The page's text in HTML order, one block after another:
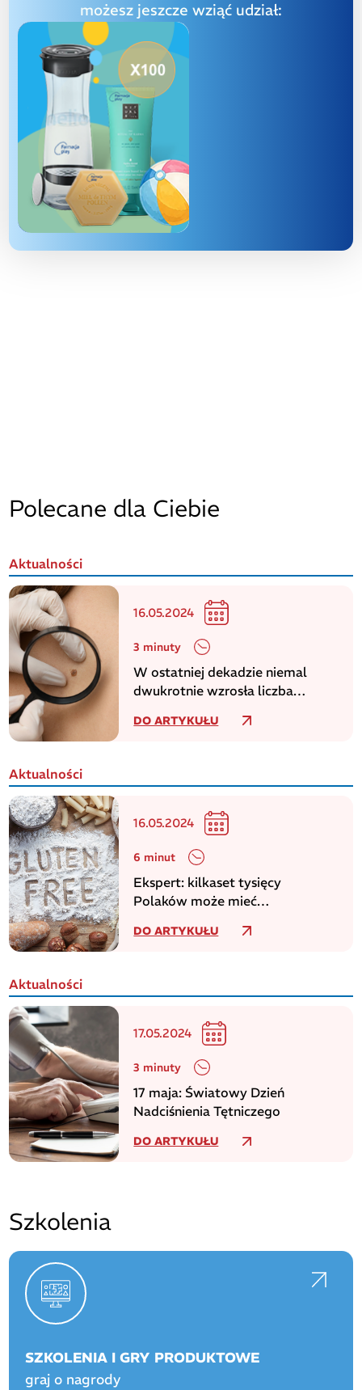
możesz jeszcze wziąć udział:
Polecane dla Ciebie
Aktualności
16.05.2024
3 minuty
W ostatniej dekadzie niemal
dwukrotnie wzrosła liczba
DO ARTYKUŁU
Aktualności
16.05.2024
6 minut
Ekspert: kilkaset tysięcy
Polaków może mieć
DO ARTYKUŁU
Aktualności
17.05.2024
3 minuty
17 maja: Światowy Dzień
Nadciśnienia Tętniczego
DO ARTYKUŁU
Szkolenia
SZKOLENIA I GRY PRODUKTOWE
graj o nagrody